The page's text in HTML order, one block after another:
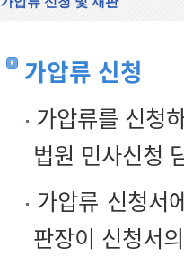
가압류 신청
가압류를 신청
법원 민사신청
가압류 신청서
판장이 신청서